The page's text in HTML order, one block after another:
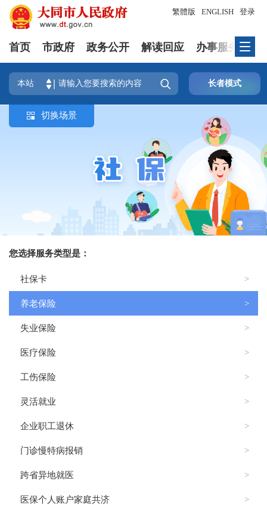
登录
繁體版 ENGLISH
首页 市政府 政务公开 解读回应 办事服务
本站  长者模式
 切换场景
您选择服务类型是：
社保卡 >
养老保险 >
失业保险 >
医疗保险 >
工伤保险 >
灵活就业 >
企业职工退休 >
门诊慢特病报销 >
跨省异地就医 >
医保个人账户家庭共济 >